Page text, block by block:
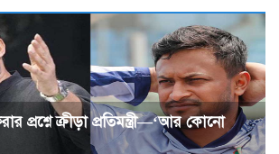
প্রশ্নে ক্রীড়া প্রতিমন্ত্রী—‘আর কোনো